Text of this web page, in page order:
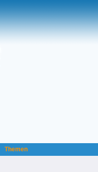
Themen